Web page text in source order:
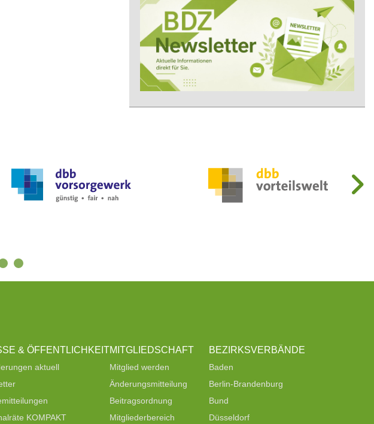
& ÖFFENTLICHKEIT
aktuell
KOMPAKT
MITGLIEDSCHAFT
Mitglied werden
Änderungsmitteilung
Beitragsordnung
Mitgliederbereich
BEZIRKSVERBÄNDE
Baden
Berlin-Brandenburg
Bund
Düsseldorf